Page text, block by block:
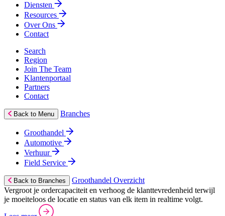
Diensten
Resources
Over Ons
Contact
Search
Region
Join The Team
Klantenportaal
Partners
Contact
Back to Menu Branches
Groothandel
Automotive
Verhuur
Field Service
Back to Branches
Groothandel Overzicht
Vergroot je ordercapaciteit en verhoog de klanttevredenheid terwijl
je moeiteloos de locatie en status van elk item in realtime volgt.